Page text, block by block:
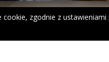
zgodnie z ustawieniami